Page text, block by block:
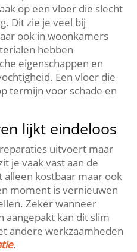
op een vloer die slecht
Dit zie je veel bij
ook in woonkamers
hebben
eigenschappen en
Een vloer die
termijn voor schade en
lijkt eindeloos
uitvoert maar
je vaak vast aan de
kostbaar maar ook
moment is vernieuwen
Zeker wanneer
kan dit slim
andere werkzaamheden
.​